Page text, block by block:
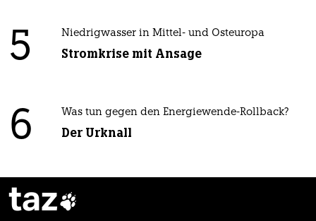
5 Niedrigwasser in Mittel- und Osteuropa
Stromkrise mit Ansage
6 Was tun gegen den Energiewende-Rollback?
Der Urknall
taz